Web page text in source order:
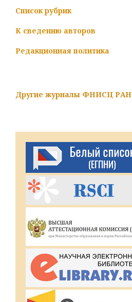
Список рубрик
К сведению авторов
Редакционная политика
Другие журналы ФНИСЦ РАН